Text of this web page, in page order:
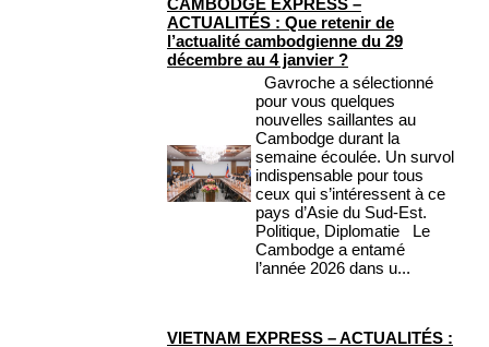
CAMBODGE EXPRESS –
ACTUALITÉS : Que retenir de
l’actualité cambodgienne du 29
décembre au 4 janvier ?
Gavroche a sélectionné
pour vous quelques
nouvelles saillantes au
Cambodge durant la
semaine écoulée. Un survol
indispensable pour tous
ceux qui s’intéressent à ce
pays d’Asie du Sud-Est.
Politique, Diplomatie Le
Cambodge a entamé
l’année 2026 dans u...
VIETNAM EXPRESS – ACTUALITÉS :